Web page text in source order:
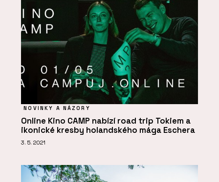
NOVINKY A NÁZORY
Online Kino CAMP nabízí road trip Tokiem a
ikonické kresby holandského mága Eschera
3. 5. 2021